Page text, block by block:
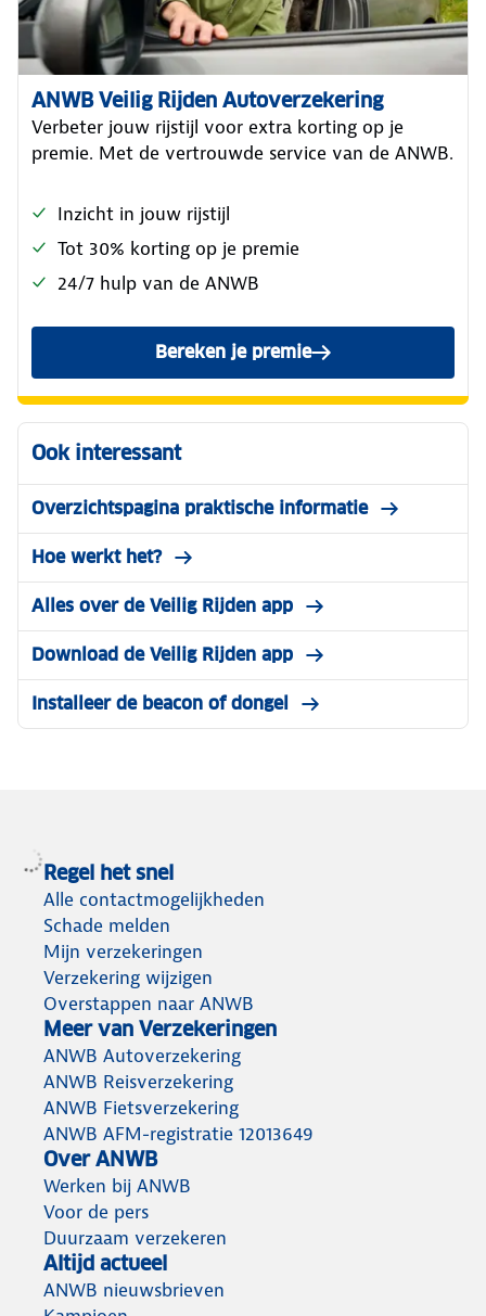
ANWB Veilig Rijden Autoverzekering
Verbeter jouw rijstijl voor extra korting op je
premie. Met de vertrouwde service van de ANWB.
Inzicht in jouw rijstijl
Tot 30% korting op je premie
24/7 hulp van de ANWB
Bereken je premievoor de ANWB Veilig
Ook interessant
Overzichtspagina praktische informatie
Hoe werkt het?
Alles over de Veilig Rijden app
Download de Veilig Rijden app
Installeer de beacon of dongel
Regel het snel
Alle contactmogelijkheden
Schade melden
Mijn verzekeringen
Verzekering wijzigen
Overstappen naar ANWB
Meer van Verzekeringen
ANWB Autoverzekering
ANWB Reisverzekering
ANWB Fietsverzekering
ANWB AFM-registratie 12013649
Over ANWB
Werken bij ANWB
Voor de pers
Duurzaam verzekeren
Altijd actueel
ANWB nieuwsbrieven